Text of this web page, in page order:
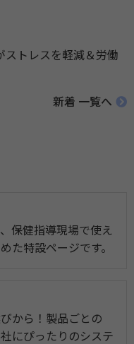
ストレスを軽減＆労働
新着 一覧へ
保健指導現場で使え
た特設ページです。
から！製品ごとの
にぴったりのシステ